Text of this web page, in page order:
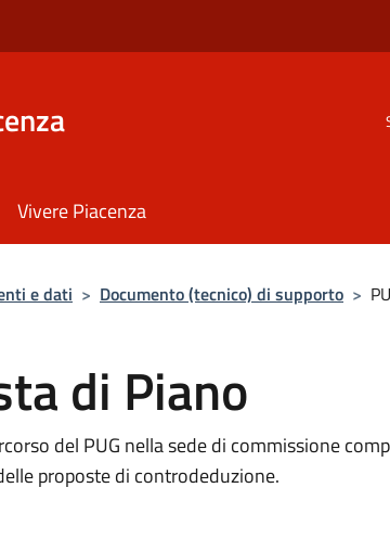
Vivere Piacenza
e dati > Documento (tecnico) di supporto >
di Piano
del PUG nella sede di commissione
proposte di controdeduzione.